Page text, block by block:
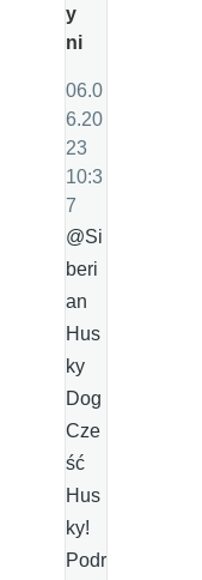
y
ni
06.0
6.20
23
10:3
7
@Si
beri
an
Hus
ky
Dog
Cze
ść
Hus
ky!
Podr